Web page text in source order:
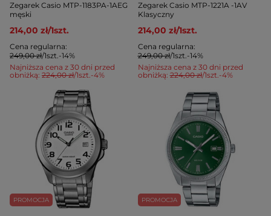
Zegarek Casio MTP-1183PA-1AEG
męski
214,00 zł/1szt.
Najniższa cena z 30 dni przed
obniżką: 224,00 zł/1szt.-4%
Cena regularna:
249,00 zł/1szt.-14%
Zegarek Casio MTP-1221A -1AV
Klasyczny
214,00 zł/1szt.
Najniższa cena z 30 dni przed
obniżką:224,00 zł/1szt.-4%
Cena regularna:
249,00 zł/1szt.-14%
PROMOCJA PROMOCJA